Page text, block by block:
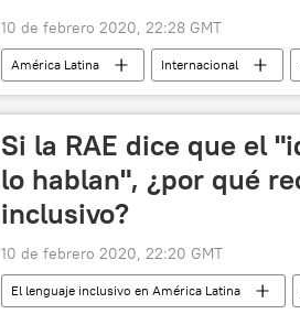
10 de febrero 2020, 22:28 GMT
América Latina Internacional
noticias
Si la RAE dice que el
lo hablan", ¿por qué
inclusivo?
10 de febrero 2020, 22:20 GMT
El lenguaje inclusivo en América Latina